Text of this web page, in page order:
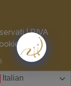
| P.IVA
Italian